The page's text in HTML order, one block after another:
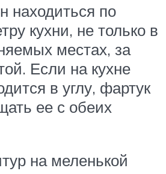
находиться по
кухни, не только в
местах, за
Если на кухне
в углу, фартук
ее с обеих
на меленькой